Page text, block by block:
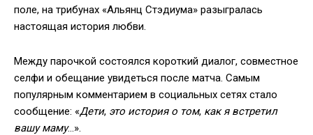
поле, на трибунах «Альянц Стэдиума» разыгралась
настоящая история любви.
Между парочкой состоялся короткий диалог, совместное
селфи и обещание увидеться после матча. Самым
популярным комментарием в социальных сетях стало
сообщение: «Дети, это история о том, как я встретил
вашу маму…».